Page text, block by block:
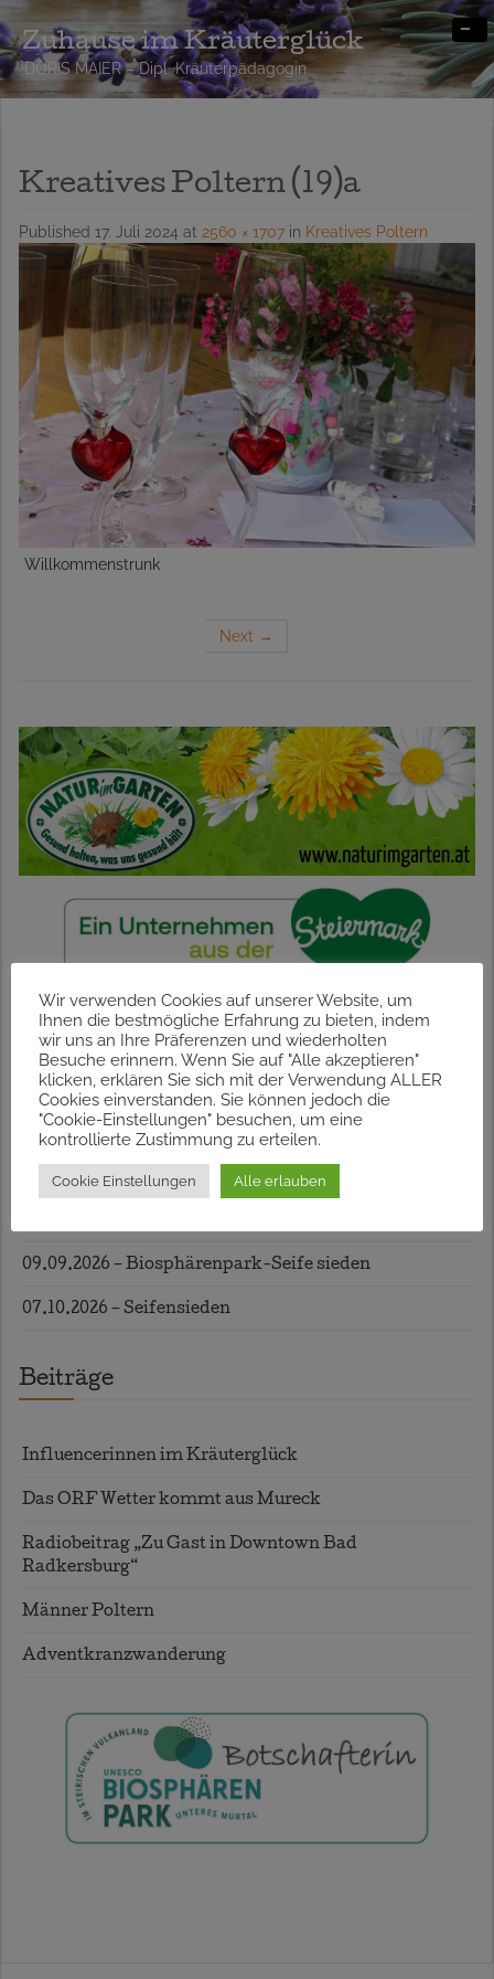
Zuhause im Kräuterglück
DORIS MAIER – Dipl. Kräuterpädagogin
-
Kreatives Poltern (19)a
Published 17. Juli 2024 at 2560 × 1707 in Kreatives Poltern
Willkommenstrunk
Next →
Termine
23.07.2026 – Lavendelblütenduft
17.08.2026 – Ferienspass mit Wildkräuterjause,
09.09.2026 – Biosphärenpark-Seife sieden
07.10.2026 – Seifensieden
Beiträge
Influencerinnen im Kräuterglück
Das ORF Wetter kommt aus Mureck
Radiobeitrag „Zu Gast in Downtown Bad
Radkersburg“
Männer Poltern
Adventkranzwanderung
Wir verwenden Cookies auf unserer Website, um
Ihnen die bestmögliche Erfahrung zu bieten, indem
wir uns an Ihre Präferenzen und wiederholten
Besuche erinnern. Wenn Sie auf "Alle akzeptieren"
klicken, erklären Sie sich mit der Verwendung ALLER
Cookies einverstanden. Sie können jedoch die
"Cookie-Einstellungen" besuchen, um eine
kontrollierte Zustimmung zu erteilen.
Cookie Einstellungen Alle erlauben